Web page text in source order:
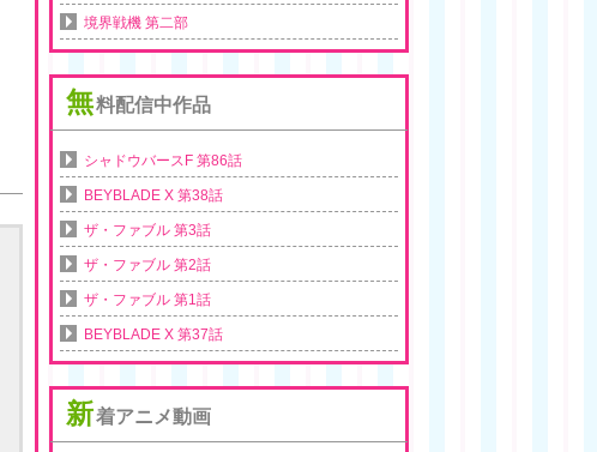
境界戦機 第二部
無料配信中作品
シャドウバースF 第86話
BEYBLADE X 第38話
ザ・ファブル 第3話
ザ・ファブル 第2話
ザ・ファブル 第1話
BEYBLADE X 第37話
新着アニメ動画